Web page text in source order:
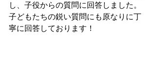
し、子役からの質問に回答しました。
子どもたちの鋭い質問にも原なりに丁
寧に回答しております！